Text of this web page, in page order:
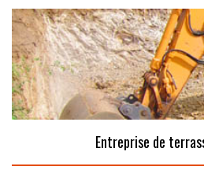
Entreprise de